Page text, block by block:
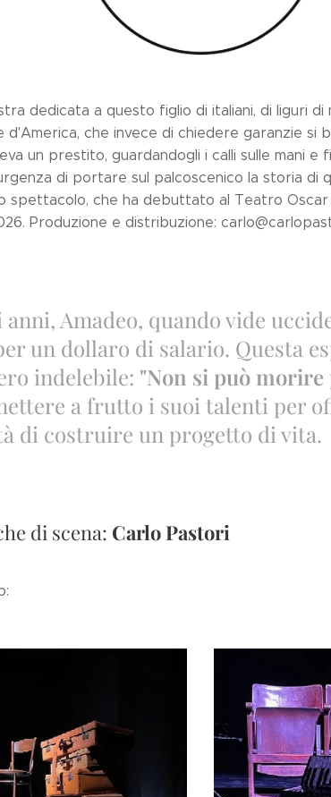
dedicata a questo figlio di italiani, di liguri di
che invece di chiedere garanzie si
un prestito, guardandogli i calli sulle mani e
di portare sul palcoscenico la storia di
spettacolo, che ha debuttato al Teatro Oscar
Produzione e distribuzione:
anni, Amadeo, quando vide
un dollaro di salario. Questa
indelebile: "Non si può
a frutto i suoi talenti per
di costruire un progetto di vita.
di scena: Carlo Pastori